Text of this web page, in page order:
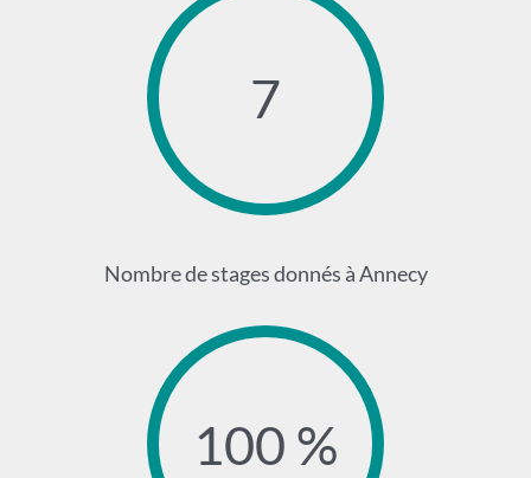
7
Nombre de stages donnés à Annecy
100 %